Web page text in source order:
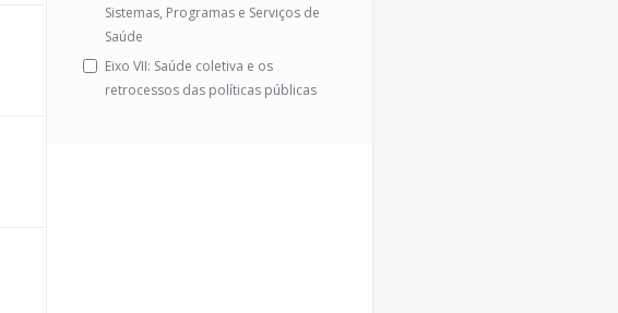
Sistemas, Programas e Serviços de
Saúde
Eixo VII: Saúde coletiva e os
retrocessos das políticas públicas